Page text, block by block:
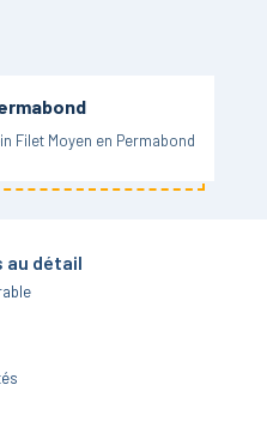
Filet Moyen en Permabond
au détail